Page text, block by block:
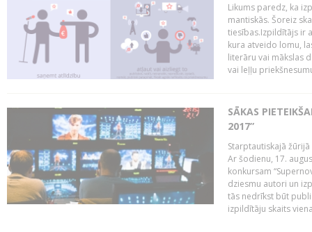
Likums paredz, ka
mantiskās. Šoreiz
tiesības.Izpildītājs ir
kura atveido lomu,
literāru vai mākslas
vai leļļu
SĀKAS
2017”
Starptautiskajā
Ar šodienu, 17.
konkursam
dziesmu autori un
tās nedrīkst būt
izpildītāju skaits